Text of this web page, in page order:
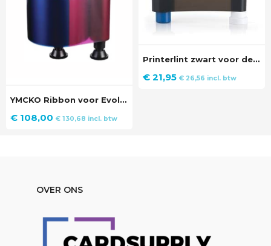
YMCKO Ribbon voor Evolis Quantum II ID Kaartprinter
€ 108,00 € 130,68 incl. btw
Printerlint zwart voor de Polaroid P4500S Printer
€ 21,95 € 26,56 incl. btw
OVER ONS